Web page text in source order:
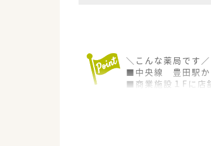
＼こんな薬局です／
■中央線 豊田駅か
■商業施設１Fに店
■面での対応も多
多様な経験を積
※配属店は面接後